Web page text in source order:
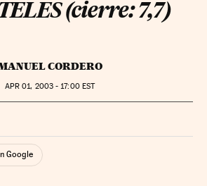
(cierre: 7,7)
CORDERO
APR 01, 2003 - 17:00EST
en TwitterRedes Sociales
Google